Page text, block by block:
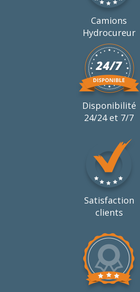
Camions
Hydrocureur
Disponibilité
24/24 et 7/7
Satisfaction
clients